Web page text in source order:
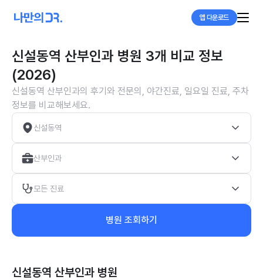
앱 다운로드
신설동역 산부인과 병원 3개 비교 정보
(2026)
신설동역 산부인과의 후기와 전문의, 야간진료, 일요일 진료, 주차
정보를 비교해보세요.
신설동역
산부인과
모든 진료
병원 조회하기
신설동역 산부인과 병원